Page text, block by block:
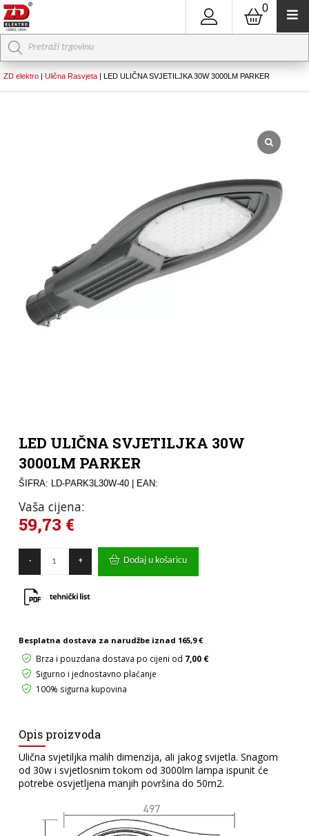
0
Products
search
ZD elektro | Ulična Rasvjeta | LED ULIČNA SVJETILJKA 30W 3000LM PARKER
LED ULIČNA SVJETILJKA 30W
3000LM PARKER
ŠIFRA: LD-PARK3L30W-40| EAN:
Vaša cijena:
59,73 €
-
ULIČNA
SVJETILJKA
3000LM
+ Dodaj u košaricu
Besplatna dostava za narudžbe iznad 165,9 €
Brza i pouzdana dostava po cijeni od 7,00 €
Sigurno i jednostavno plaćanje
100% sigurna kupovina
Opis proizvoda
Ulična svjetiljka malih dimenzija, ali jakog svijetla. Snagom
od 30w i svjetlosnim tokom od 3000lm lampa ispunit će
potrebe osvjetljena manjih površina do 50m2.